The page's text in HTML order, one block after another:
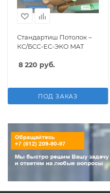
Стандартиш Потолок –
КС/БСС-ЕС-ЭКО MAT
8 220 руб.
ПОД ЗАКАЗ